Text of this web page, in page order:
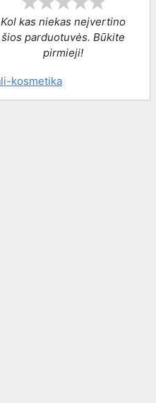
Kol kas niekas neįvertino
šios parduotuvės. Būkite
pirmieji!
kosmetika